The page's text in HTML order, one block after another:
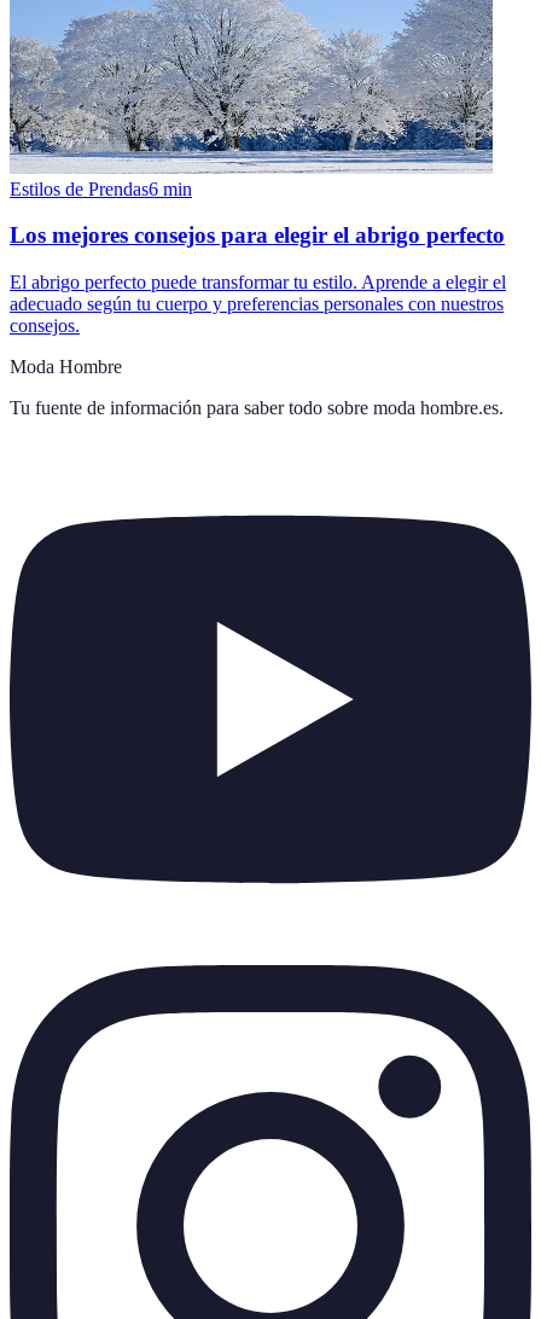
Estilos de Prendas6 min
Los mejores consejos para elegir el abrigo perfecto
El abrigo perfecto puede transformar tu estilo. Aprende a elegir el
adecuado según tu cuerpo y preferencias personales con nuestros
consejos.
Moda Hombre
Tu fuente de información para saber todo sobre moda hombre.es.